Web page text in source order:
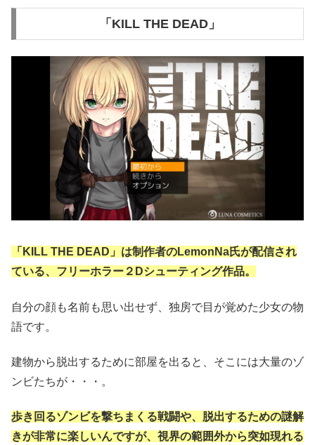
「KILL THE DEAD」
「KILL THE DEAD」は制作者のLemonNa氏が配信され
ている、フリーホラー２Dシューティング作品。
自分の顔も名前も思い出せず、独房で目が覚めた少女の物
語です。
建物から脱出するために部屋を出ると、そこには大量のゾ
ンビたちが・・・。
歩き回るゾンビを撃ちまくる戦闘や、脱出するための謎解
きが非常に楽しいんですが、視界の範囲外から突如現れる